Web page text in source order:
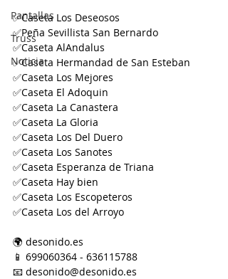
Pantallas
Truss
Noticia
✅Caseta Los Deseosos
✅Peña Sevillista San Bernardo
✅Caseta AlAndalus
✅Caseta Hermandad de San Esteban
✅Caseta Los Mejores
✅Caseta El Adoquin
✅Caseta La Canastera
✅Caseta La Gloria
✅Caseta Los Del Duero
✅Caseta Los Sanotes
✅Caseta Esperanza de Triana
✅Caseta Hay bien
✅Caseta Los Escopeteros
✅Caseta Los del Arroyo
🌍 desonido.es
📱 699060364 - 636115788
📧 desonido@desonido.es